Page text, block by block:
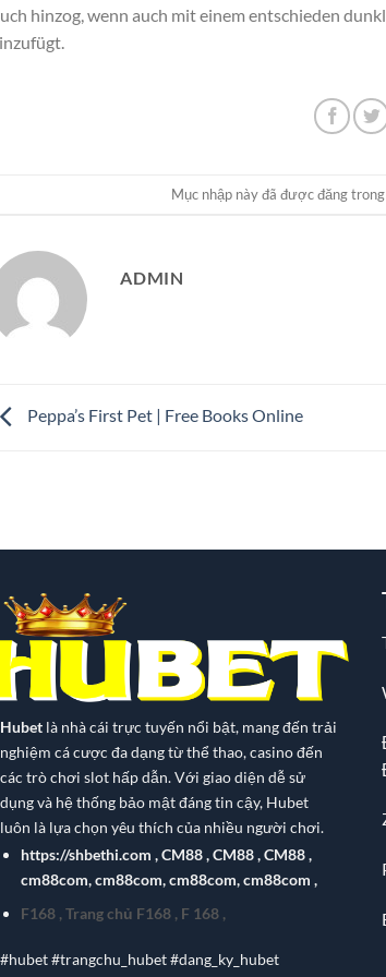
hinzog, wenn auch mit einem entschieden
Mục nhập này đã được đăng trong
ADMIN
Peppa’s First Pet | Free Books Online
Hubet là nhà cái trực tuyến nổi bật, mang đến trải
nghiệm cá cược đa dạng từ thể thao, casino đến
các trò chơi slot hấp dẫn. Với giao diện dễ sử
dụng và hệ thống bảo mật đáng tin cậy, Hubet
luôn là lựa chọn yêu thích của nhiều người chơi.
https://shbethi.com ,CM88,CM88,CM88,
cm88com,cm88com,cm88com,cm88com ,
F168, Trang chủ F168, F 168,
#hubet #trangchu_hubet #dang_ky_hubet